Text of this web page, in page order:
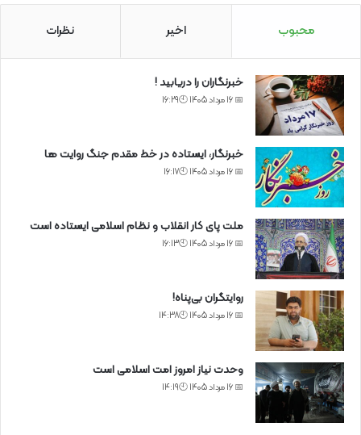
محبوب اخیر نظرات
خبرنگاران را دریابید !
📅 16 مرداد 1405 🕙16:29
خبرنگار، ایستاده در خط مقدم جنگ روایت ها
📅 16 مرداد 1405 🕙16:17
ملت پای کار انقلاب و نظام اسلامی ایستاده است
📅 16 مرداد 1405 🕙16:13
روایتگران بی‌پناه!
📅 16 مرداد 1405 🕙14:38
وحدت نیاز امروز امت اسلامی است
📅 16 مرداد 1405 🕙14:19